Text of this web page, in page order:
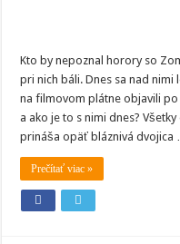
Kto by nepoznal horory so
pri nich báli. Dnes sa nad
na filmovom plátne objavili po
a ako je to s nimi dnes?
prináša opäť bláznivá dvojica
Prečítať viac »